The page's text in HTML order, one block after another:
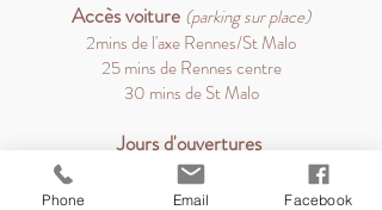
Accès voiture (parking sur place)
2mins de l'axe Rennes/St Malo
25 mins de Rennes centre
30 mins de St Malo
Jours d'ouvertures
Mardi, Jeudi et Samedi*
*sur demande
Phone Email Facebook